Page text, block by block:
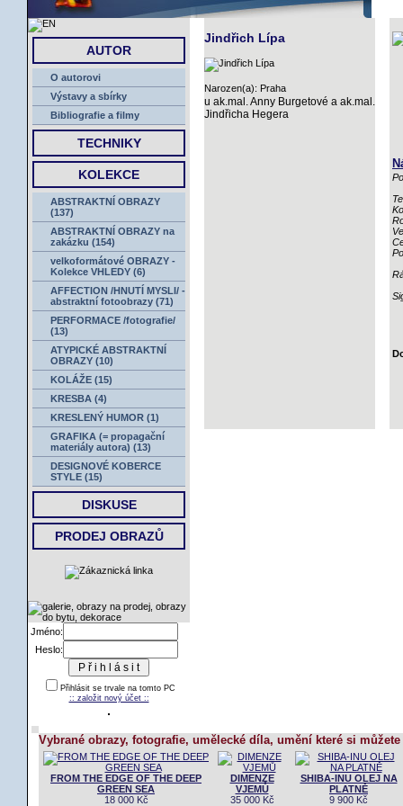
AUTOR
O autorovi
Výstavy a sbírky
Bibliografie a filmy
TECHNIKY
KOLEKCE
ABSTRAKTNÍ OBRAZY
(137)
ABSTRAKTNÍ OBRAZY na
zakázku (154)
velkoformátové OBRAZY -
Kolekce VHLEDY (6)
AFFECTION /HNUTÍ MYSLI/ -
abstraktní fotoobrazy (71)
PERFORMACE /fotografie/
(13)
ATYPICKÉ ABSTRAKTNÍ
OBRAZY (10)
KOLÁŽE (15)
KRESBA (4)
KRESLENÝ HUMOR (1)
GRAFIKA (= propagační
materiály autora) (13)
DESIGNOVÉ KOBERCE
STYLE (15)
DISKUSE
PRODEJ OBRAZŮ
Jméno:
Heslo:
Přihlásit se trvale na tomto PC
:: založit nový účet ::
Jindřich Lípa
Narozen(a): Praha
u ak.mal. Anny Burgetové a ak.mal.
Jindřicha Hegera
Vybrané obrazy, fotografie, umělecké díla, umění které si
FROM THE EDGE OF THE DEEP
GREEN SEA
18 000 Kč
DIMENZE
VJEMŮ
35 000 Kč
SHIBA-INU OLEJ NA
PLATNĚ
9 900 Kč